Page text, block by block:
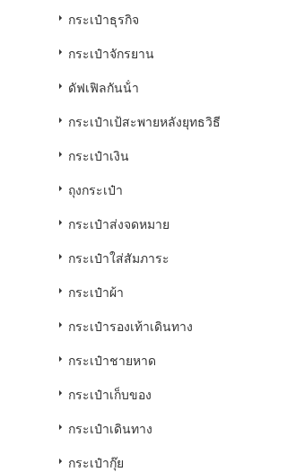
กระเป๋าธุรกิจ
กระเป๋าจักรยาน
ดัฟเฟิลกันน้ํา
กระเป๋าเป้สะพายหลังยุทธวิธี
กระเป๋าเงิน
ถุงกระเป๋า
กระเป๋าส่งจดหมาย
กระเป๋าใส่สัมภาระ
กระเป๋าผ้า
กระเป๋ารองเท้าเดินทาง
กระเป๋าชายหาด
กระเป๋าเก็บของ
กระเป๋าเดินทาง
กระเป๋ากุ๊ย